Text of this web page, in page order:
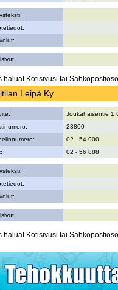
haluat Kotisivusi tai
Leipä Ky
Joukahaisentie 1
23800
02 - 54 900
02 - 56 888
haluat Kotisivusi tai